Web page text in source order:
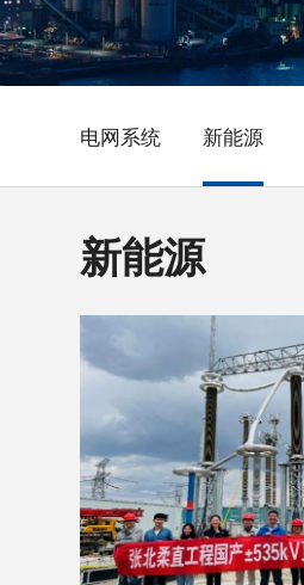
电网系统 新能源
新能源